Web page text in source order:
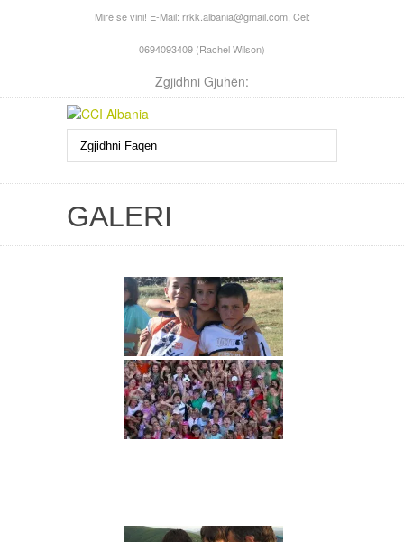
Mirë se vini! E-Mail: rrkk.albania@gmail.com, Cel:
0694093409 (Rachel Wilson)
Zgjidhni Gjuhën:
GALERI